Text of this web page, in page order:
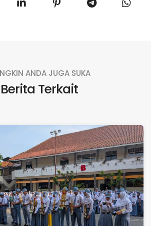
ANDA JUGA SUKA
Berita Terkait